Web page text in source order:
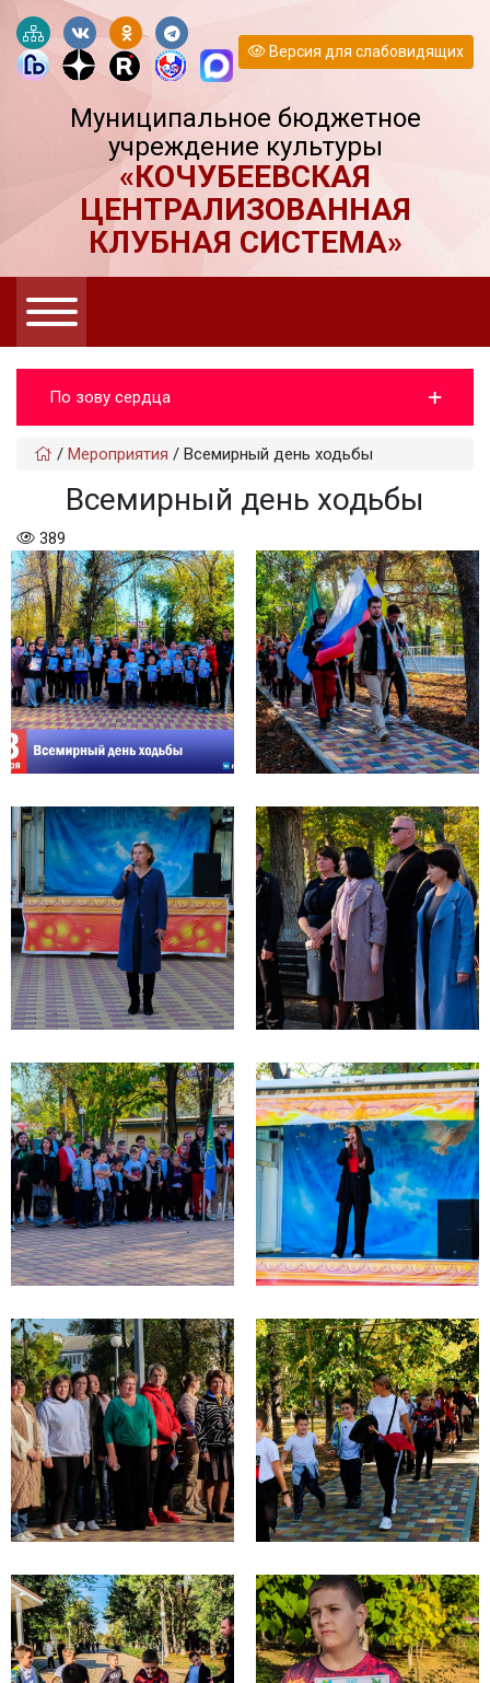
Версия для слабовидящих
Муниципальное бюджетное
учреждение культуры
«КОЧУБЕЕВСКАЯ
ЦЕНТРАЛИЗОВАННАЯ
КЛУБНАЯ СИСТЕМА»
По зову сердца
/ Мероприятия / Всемирный день ходьбы
Всемирный день ходьбы
389